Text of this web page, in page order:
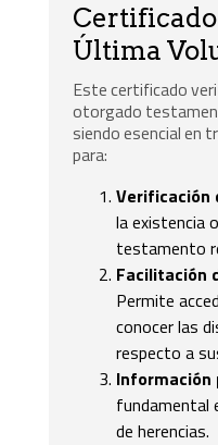
Certificado
Última
Este certificado
otorgado
siendo esencial en
para:
Verificación
la existencia
testamento
Facilitación
Permite
conocer las
respecto a
Información
fundamental
de herencias.